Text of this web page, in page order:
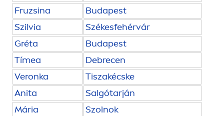
Fruzsina
Budapest
Szilvia
Székesfehérvár
Gréta
Budapest
Tímea
Debrecen
Veronka
Tiszakécske
Anita
Salgótarján
Mária
Szolnok